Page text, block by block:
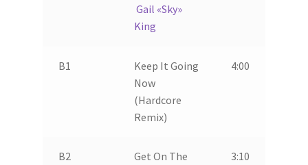
Gail «Sky»
King
B1
Keep It Going
Now
(Hardcore
Remix)
4:00
B2
Get On The
3:10